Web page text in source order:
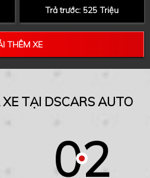
Trả trước: 525 Triệu
THÊM XE
TẠI DSCARS AUTO